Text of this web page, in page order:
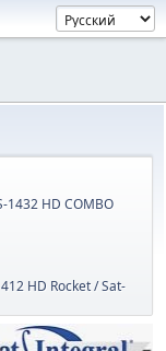
1432 HD COMBO
HD Rocket / Sat-